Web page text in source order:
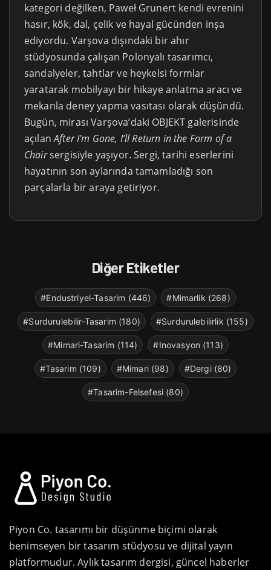
kategori değilken, Paweł Grunert kendi evrenini
hasır, kök, dal, çelik ve hayal gücünden inşa
ediyordu. Varşova dışındaki bir ahır
stüdyosunda çalışan Polonyalı tasarımcı,
sandalyeler, tahtlar ve heykelsi formlar
yaratarak mobilyayı bir hikaye anlatma aracı ve
mekanla deney yapma vasıtası olarak düşündü.
Bugün, mirası Varşova’daki OBJEKT galerisinde
açılanAfter I’m Gone, I’ll Return in the Form of a
Chairsergisiyle yaşıyor. Sergi, tarihi eserlerini
hayatının son aylarında tamamladığı son
parçalarla bir araya getiriyor.
Diğer Etiketler
#Endustriyel-Tasarim (446) #Mimarlik (268)
#Surdurulebilir-Tasarim (180) #Surdurulebilirlik (155)
#Mimari-Tasarim (114) #Inovasyon (113)
#Tasarim (109) #Mimari (98) #Dergi (80)
#Tasarim-Felsefesi (80)
Piyon Co. tasarımı bir düşünme biçimi olarak
benimseyen bir tasarım stüdyosu ve dijital yayın
platformudur. Aylık tasarım dergisi, güncel haberler